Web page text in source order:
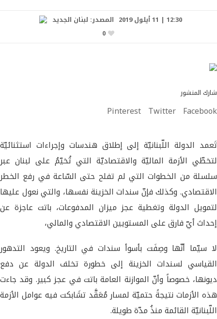
12:30 | 11 أيلول 2019 المصدر: لبنان الجديد
0
شارك المنشور
Facebook
Twitter
Pinterest
تَعمد الدولة اللّبنانيّة إلى إطلاق هندسات وإجراءات استثنائيّة
لتخطّي الأزمة الماليّة والاقتصاديّة التي تُخيّمُ على لبنان عبر
سلسلة من الخطوات التي لم تفلح حتى السّاعة في رفع الخطر
الاقتصادي. وكذلك فإنّ سندات الخزينة نفسها، والتي نعول عليها
لتمويل الدولة وتغطية عجز ميزان المدفوعات، باتت عاجزة عن
إحداث أيّ فارق على المستويين الاقتصادي والمالي،
لا سيّما أنّها وصِفَت بأسوأ سندات في التاريخ. ويعود التدهور
القياسي لسندات الخزينة إلى خطورة تخلف الدولة عن دفع
ديونها، خصوصاً وأنّ الموازنة العامة باتت في عجز كبير. وقد جاءت
هذه الأزمات نتيجةً حتميّة لمسار مُعَقَّد تشَابكت فيه عوامل الأزمة
اللّبنانيّة القائمة منذُ مدّة طويلة.